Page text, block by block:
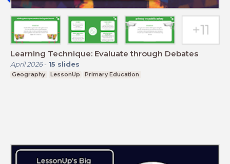
Learning Technique: Evaluate through Debates
April 2026- 15 slides
Geography LessonUp Primary Education